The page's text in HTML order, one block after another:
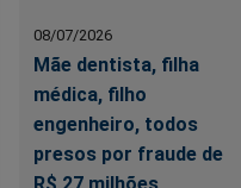
08/07/2026
Mãe dentista, filha
médica, filho
engenheiro, todos
presos por fraude de